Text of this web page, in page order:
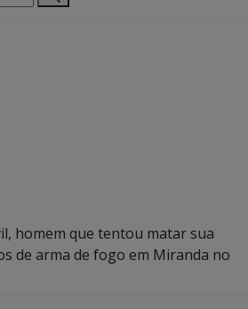
homem que tentou matar sua
de arma de fogo em Miranda no